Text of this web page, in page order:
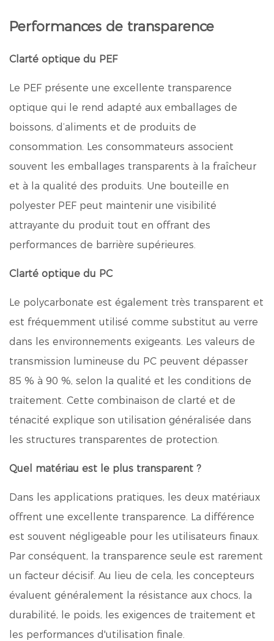
Performances de transparence
Clarté optique du PEF
Le PEF présente une excellente transparence
optique qui le rend adapté aux emballages de
boissons, d’aliments et de produits de
consommation. Les consommateurs associent
souvent les emballages transparents à la fraîcheur
et à la qualité des produits. Une bouteille en
polyester PEF peut maintenir une visibilité
attrayante du produit tout en offrant des
performances de barrière supérieures.
Clarté optique du PC
Le polycarbonate est également très transparent et
est fréquemment utilisé comme substitut au verre
dans les environnements exigeants. Les valeurs de
transmission lumineuse du PC peuvent dépasser
85 % à 90 %, selon la qualité et les conditions de
traitement. Cette combinaison de clarté et de
ténacité explique son utilisation généralisée dans
les structures transparentes de protection.
Quel matériau est le plus transparent ?
Dans les applications pratiques, les deux matériaux
offrent une excellente transparence. La différence
est souvent négligeable pour les utilisateurs finaux.
Par conséquent, la transparence seule est rarement
un facteur décisif. Au lieu de cela, les concepteurs
évaluent généralement la résistance aux chocs, la
durabilité, le poids, les exigences de traitement et
les performances d'utilisation finale.